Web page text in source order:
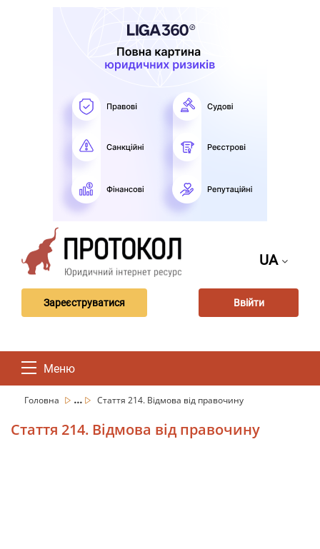
UA
Зареєструватися Ввійти
Меню
Головна ... Стаття 214. Відмова від правочину
Стаття 214. Відмова від правочину